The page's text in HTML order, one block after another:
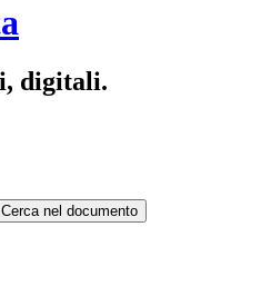
digitali.
Cerca nel documento